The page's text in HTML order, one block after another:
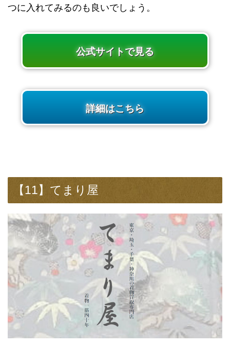
つに入れてみるのも良いでしょう。
公式サイトで見る
詳細はこちら
【11】てまり屋